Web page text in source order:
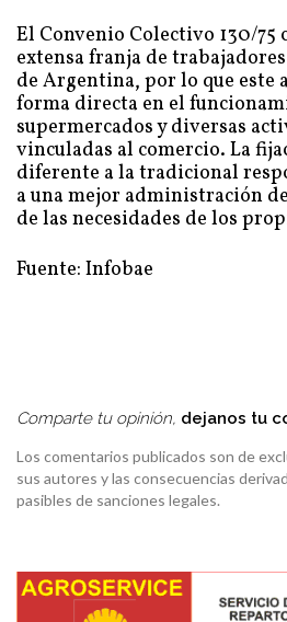
El Convenio Colectivo 130/75
extensa franja de
de Argentina, por lo que este
forma directa en el
supermercados y diversas
vinculadas al comercio. La
diferente a la tradicional
a una mejor administración
de las necesidades de los
Fuente: Infobae
Comparte tu opinión, dejanos tu
Los comentarios publicados son de
sus autores y las consecuencias
pasibles de sanciones legales.